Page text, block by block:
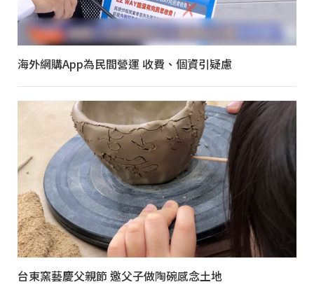
海外網購App為民間營運 收費、個資引疑慮
台東窯藝慶父親節 邀父子做陶碗感念土地